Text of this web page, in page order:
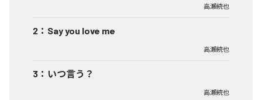
高瀬統也
2 ： Say you love me
高瀬統也
3 ： いつ言う？
高瀬統也